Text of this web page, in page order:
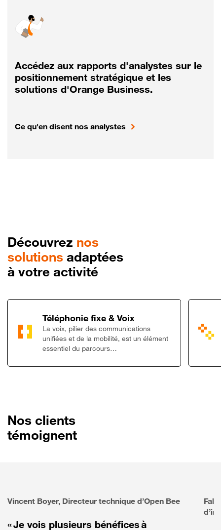
Accédez aux rapports d'analystes sur le
positionnement stratégique et les
solutions d'Orange Business.
Ce qu'en disent nos analystes
Découvrez nos
solutions adaptées
à votre activité
Téléphonie fixe & Voix
La voix, pilier des communications
unifiées et de la mobilité, est un élément
essentiel du parcours…
Nos clients
témoignent
Vincent Boyer, Directeur technique d’Open Bee
« Je vois plusieurs bénéfices à